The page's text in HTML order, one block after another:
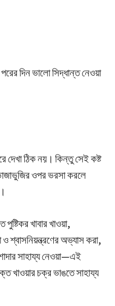
দিন ভালো সিদ্ধান্ত নেওয়া
দেখা ঠিক নয়। কিন্তু সেই কষ্ট
ওপর ভরসা করলে
খাবার খাওয়া,
শ্বাসনিয়ন্ত্রণের অভ্যাস করা,
সাহায্য নেওয়া—এই
খাওয়ার চক্র ভাঙতে সাহায্য